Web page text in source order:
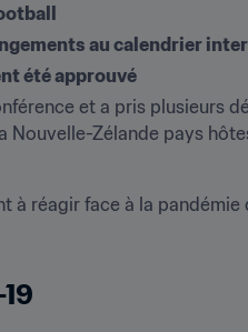
au calendrier
été approuvé
et a pris plusieurs
Zélande pays
réagir face à la pandémie